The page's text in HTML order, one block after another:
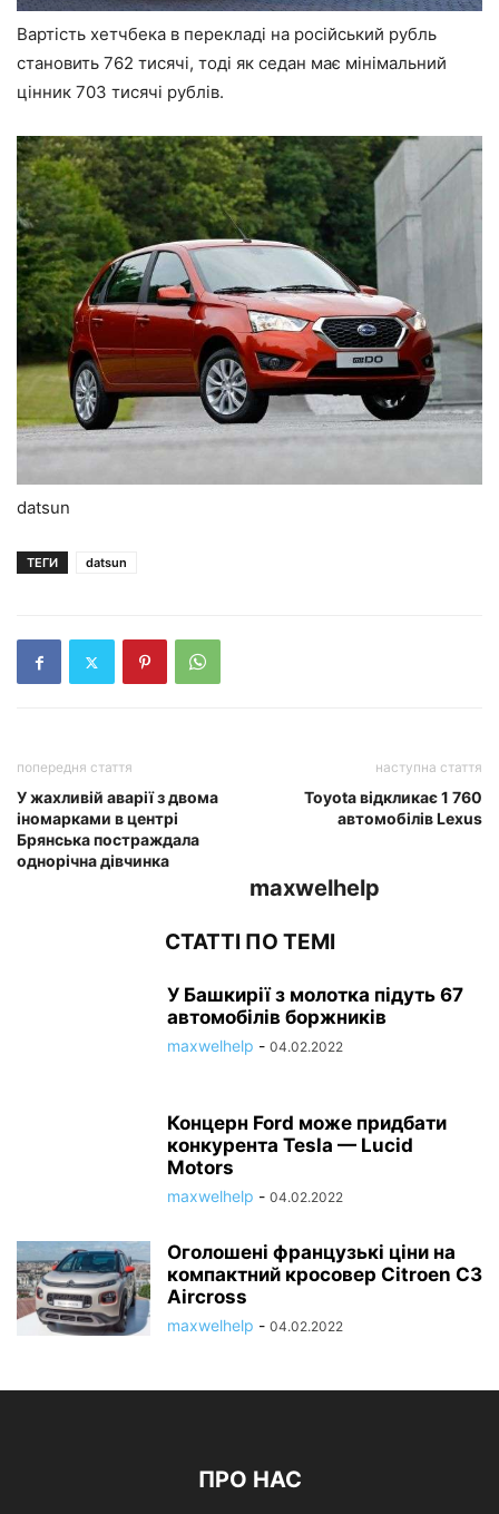
Вартість хетчбека в перекладі на російський рубль
становить 762 тисячі, тоді як седан має мінімальний
цінник 703 тисячі рублів.
datsun
ТЕГИ datsun
попередня стаття
У жахливій аварії з двома
іномарками в центрі
Брянська постраждала
однорічна дівчинка
наступна стаття
Toyota відкликає 1 760
автомобілів Lexus
maxwelhelp
СТАТТІ ПО ТЕМІ
У Башкирії з молотка підуть 67
автомобілів боржників
maxwelhelp - 04.02.2022
Концерн Ford може придбати
конкурента Tesla — Lucid
Motors
maxwelhelp - 04.02.2022
Оголошені французькі ціни на
компактний кросовер Citroen C3
Aircross
maxwelhelp - 04.02.2022
ПРО НАС